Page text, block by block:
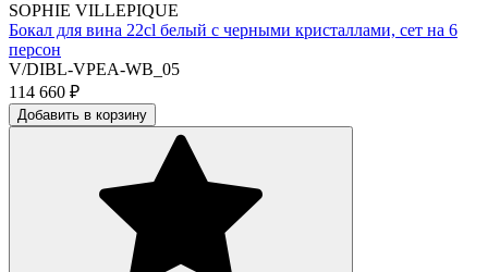
SOPHIE VILLEPIQUE
Бокал для вина 22cl белый с черными кристаллами, сет на 6
персон
V/DIBL-VPEA-WB_05
114 660 ₽
Добавить в корзину